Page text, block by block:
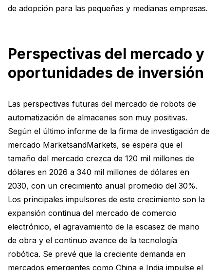
de adopción para las pequeñas y medianas empresas.
Perspectivas del mercado y
oportunidades de inversión
Las perspectivas futuras del mercado de robots de
automatización de almacenes son muy positivas.
Según el último informe de la firma de investigación de
mercado MarketsandMarkets, se espera que el
tamaño del mercado crezca de 120 mil millones de
dólares en 2026 a 340 mil millones de dólares en
2030, con un crecimiento anual promedio del 30%.
Los principales impulsores de este crecimiento son la
expansión continua del mercado de comercio
electrónico, el agravamiento de la escasez de mano
de obra y el continuo avance de la tecnología
robótica. Se prevé que la creciente demanda en
mercados emergentes como China e India impulse el